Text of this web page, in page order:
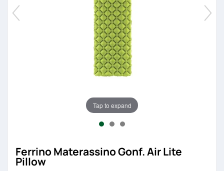
Tap to expand
Ferrino Materassino Gonf. Air Lite
Pillow